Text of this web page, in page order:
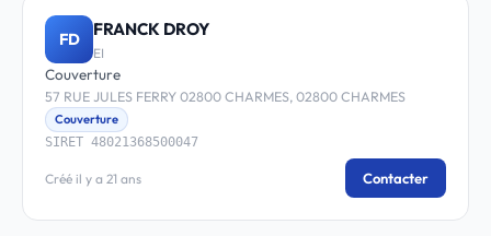
FD FRANCK DROY
EI
Couverture
57 RUE JULES FERRY 02800 CHARMES, 02800 CHARMES
Couverture
SIRET 48021368500047
Créé il y a 21 ans Contacter